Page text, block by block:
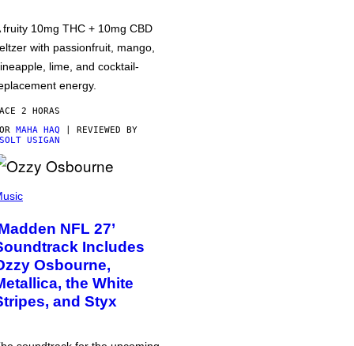
fruity 10mg THC + 10mg CBD
with passionfruit, mango,
lime, and cocktail-
energy.
2 HORAS
MAHA HAQ | REVIEWED BY
USIGAN
NFL 27’
Includes
Osbourne,
the White
and Styx